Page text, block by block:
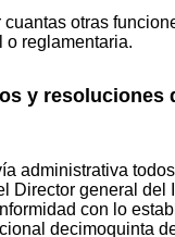
otras
o reglamentaria.
y resoluciones
administrativa
Director general del
con lo
decimoquinta